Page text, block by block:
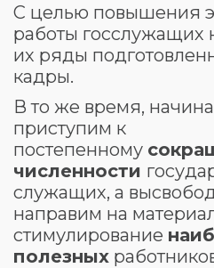
С целью повышения
работы госслужащих
их ряды
кадры.
В то же время,
приступим к
постепенному
численности
служащих, а
направим на
стимулирование
полезных